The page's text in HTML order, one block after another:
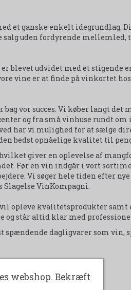
et ganske enkelt idegrundlag.
salg uden fordyrende
blevet udvidet med et stigende
vine er at finde på vinkortet
vor succes. Vi køber langt det
og fra små vinhuse rundt
har vi mulighed for at sælge
bedst opnåelige kvalitet til
giver en oplevelse af
Før en vin indgår i vort
Vi søger hele tiden efter
Slagelse VinKompagni.
opleve kvalitetsprodukter
og står altid klar med
dagligvarer som vin,
webshop. Bekræft